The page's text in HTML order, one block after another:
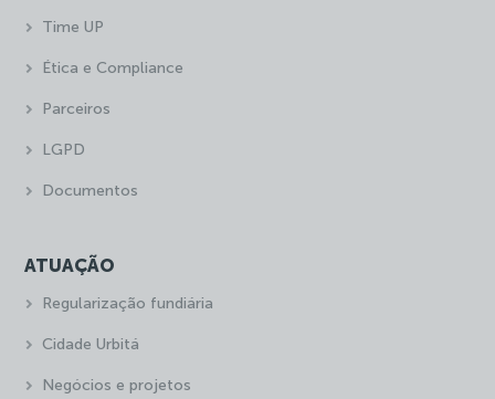
Time UP
Ética e Compliance
Parceiros
LGPD
Documentos
ATUAÇÃO
Regularização fundiária
Cidade Urbitá
Negócios e projetos